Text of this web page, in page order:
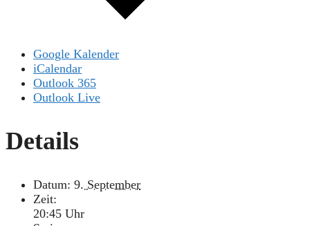
Google Kalender
iCalendar
Outlook 365
Outlook Live
Details
Datum: 9. September
Zeit:
20:45 Uhr